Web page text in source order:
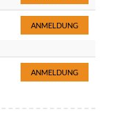
ANMELDUNG
ANMELDUNG